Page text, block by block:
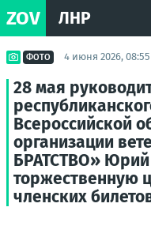
ZOV ЛНР
ФОТО 4 июня 2026, 08:55
28 мая
Всероссийской
организации
БРАТСТВО» Юрий
торжественную
членских